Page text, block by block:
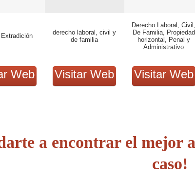
Web
derecho laboral, civil y
de familia
Visitar Web
Derecho Laboral, Civil,
De Familia, Propiedad
horizontal, Penal y
Administrativo
Visitar Web
a encontrar el mejor
caso!